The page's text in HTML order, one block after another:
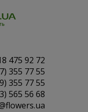
475 92 72
355 77 55
355 77 55
565 56 68